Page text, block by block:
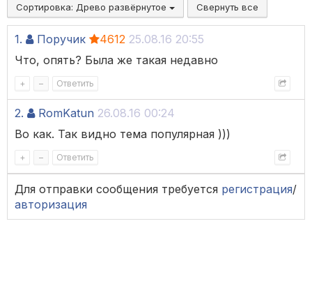
Сортировка: Древо развёрнутое Свернуть все
1. Поручик 4612 25.08.16 20:55
Что, опять? Была же такая недавно
+ – Ответить
2. RomKatun 26.08.16 00:24
Во как. Так видно тема популярная )))
+ – Ответить
Для отправки сообщения требуется регистрация/
авторизация